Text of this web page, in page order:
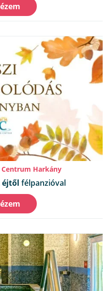
Harkány
éjtől félpanzióval